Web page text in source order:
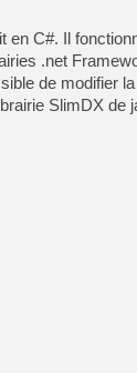
Crazy Taxi,
NSZ 5.0.0
No More Room in
Un chatbot Atelier
cash -
: le prix des
Star Leap :
La mini borne
Atari renoue avec
Le studio de FIFA
La PlayStation 1 en
of War 4 : les
: l'héritier
Blade : Blood
en C#. Il
.net
de modifier
SlimDX de